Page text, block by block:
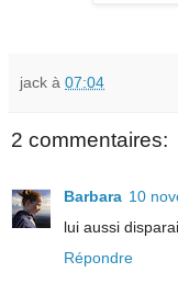
jack à 07:04
2 commentaires:
Barbara 10
lui aussi
Répondre